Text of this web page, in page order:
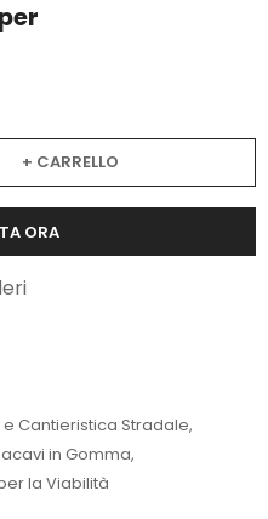
+ CARRELLO
ORA
Cantieristica Stradale,
in Gomma,
la Viabilità